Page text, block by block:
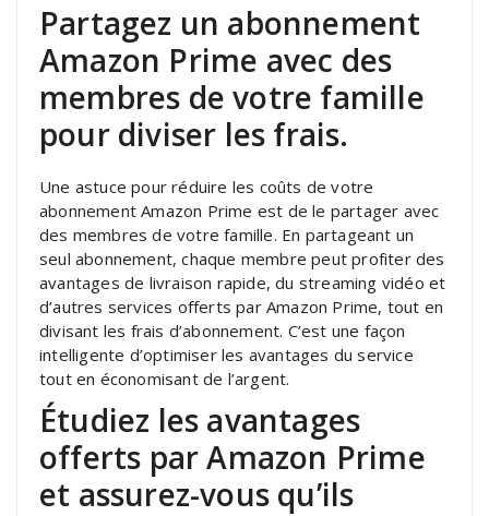
Partagez un abonnement
Amazon Prime avec des
membres de votre famille
pour diviser les frais.
Une astuce pour réduire les coûts de votre
abonnement Amazon Prime est de le partager avec
des membres de votre famille. En partageant un
seul abonnement, chaque membre peut profiter des
avantages de livraison rapide, du streaming vidéo et
d’autres services offerts par Amazon Prime, tout en
divisant les frais d’abonnement. C’est une façon
intelligente d’optimiser les avantages du service
tout en économisant de l’argent.
Étudiez les avantages
offerts par Amazon Prime
et assurez-vous qu’ils